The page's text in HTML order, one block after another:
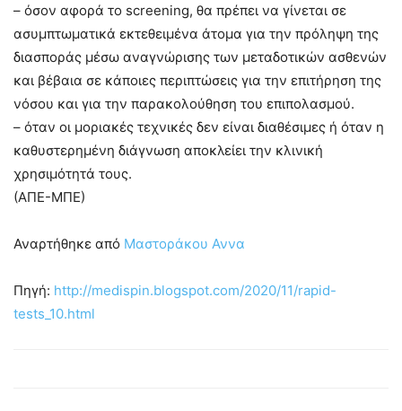
– όσον αφορά το screening, θα πρέπει να γίνεται σε
ασυμπτωματικά εκτεθειμένα άτομα για την πρόληψη της
διασποράς μέσω αναγνώρισης των μεταδοτικών ασθενών
και βέβαια σε κάποιες περιπτώσεις για την επιτήρηση της
νόσου και για την παρακολούθηση του επιπολασμού.
– όταν οι μοριακές τεχνικές δεν είναι διαθέσιμες ή όταν η
καθυστερημένη διάγνωση αποκλείει την κλινική
χρησιμότητά τους.
(ΑΠΕ-ΜΠΕ)
Αναρτήθηκε από Μαστοράκου Αννα
Πηγή: http://medispin.blogspot.com/2020/11/rapid-
tests_10.html